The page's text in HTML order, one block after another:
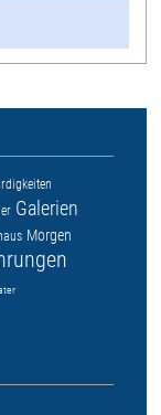
Galerien
Morgen